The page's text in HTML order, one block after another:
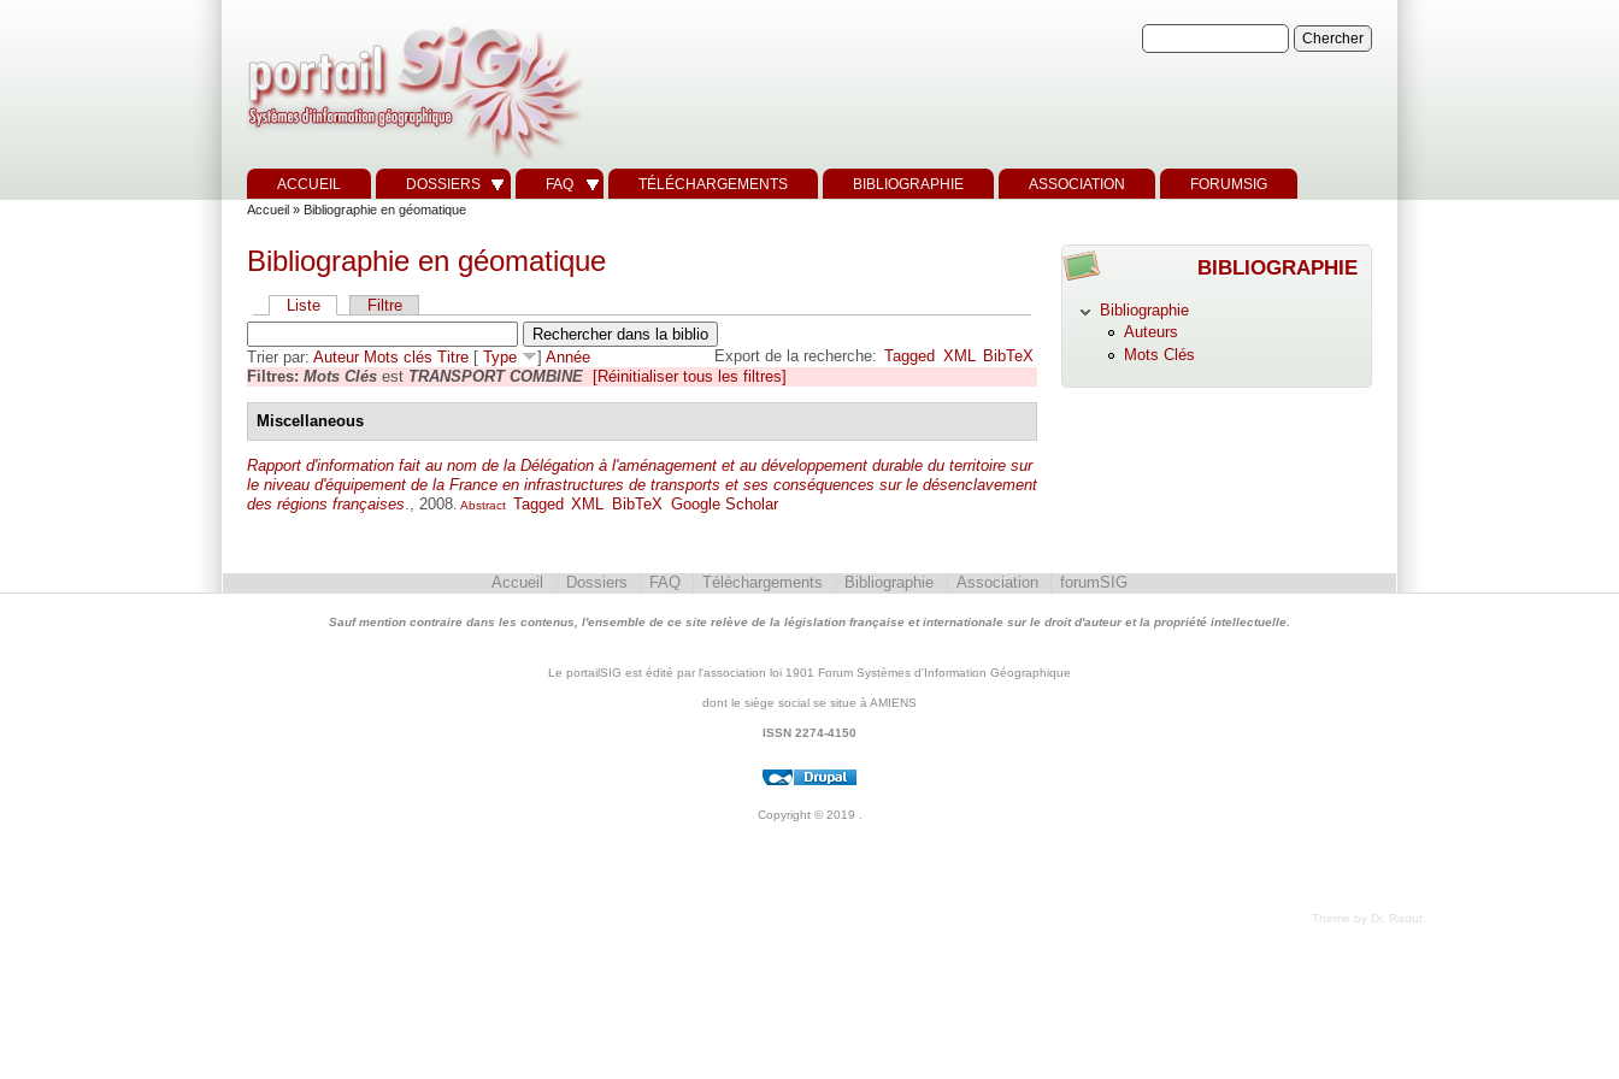
ACCUEIL DOSSIERS FAQ TÉLÉCHARGEMENTS BIBLIOGRAPHIE ASSOCIATION FORUMSIG
Accueil » Bibliographie en géomatique
Bibliographie en géomatique
Liste Filtre
Export de la recherche: Tagged XML BibTeX
Trier par: Auteur Mots clés Titre [ Type ] Année
Filtres: Mots Clés est TRANSPORT COMBINE [Réinitialiser tous les filtres]
Miscellaneous
Rapport d'information fait au nom de la Délégation à l'aménagement et au développement durable du territoire sur
le niveau d'équipement de la France en infrastructures de transports et ses conséquences sur le désenclavement
des régions françaises ., 2008. Abstract Tagged XML BibTeX Google Scholar
BIBLIOGRAPHIE
Bibliographie
Auteurs
Mots Clés
Accueil Dossiers FAQ Téléchargements Bibliographie Association forumSIG
Sauf mention contraire dans les contenus, l'ensemble de ce site relève de la législation française et internationale sur le droit d'auteur et la propriété intellectuelle.
Le portailSIG est édité par l'association loi 1901 Forum Systèmes d'Information Géographique
dont le siège social se situe à AMIENS
ISSN 2274-4150
Copyright © 2019
Theme by Dr. Radut